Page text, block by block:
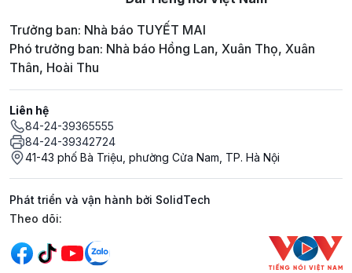
Trưởng ban: Nhà báo TUYẾT MAI
Phó trưởng ban: Nhà báo Hồng Lan, Xuân Thọ, Xuân
Thân, Hoài Thu
Liên hệ
84-24-39365555
84-24-39342724
41-43 phố Bà Triệu, phường Cửa Nam, TP. Hà Nội
Phát triển và vận hành bởi SolidTech
Mạng xã hội
Theo dõi: